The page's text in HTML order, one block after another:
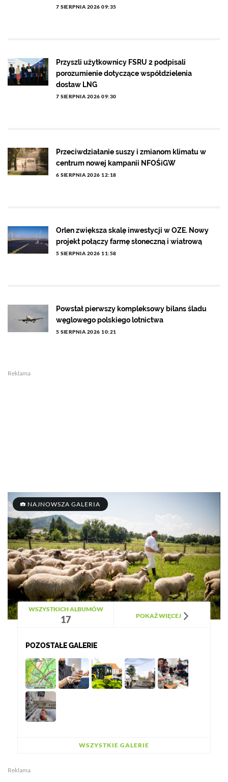
7 SIERPNIA 2026 09:35
Przyszli użytkownicy FSRU 2 podpisali
porozumienie dotyczące współdzielenia
dostaw LNG
7 SIERPNIA 2026 09:30
Przeciwdziałanie suszy i zmianom klimatu w
centrum nowej kampanii NFOŚiGW
6 SIERPNIA 2026 12:18
Orlen zwiększa skalę inwestycji w OZE. Nowy
projekt połączy farmę słoneczną i wiatrową
5 SIERPNIA 2026 11:58
Powstał pierwszy kompleksowy bilans śladu
węglowego polskiego lotnictwa
5 SIERPNIA 2026 10:21
Reklama
NAJNOWSZA GALERIA
WSZYSTKICH ALBUMÓW
17 POKAŻ WIĘCEJ
POZOSTAŁE GALERIE
WSZYSTKIE GALERIE
Reklama